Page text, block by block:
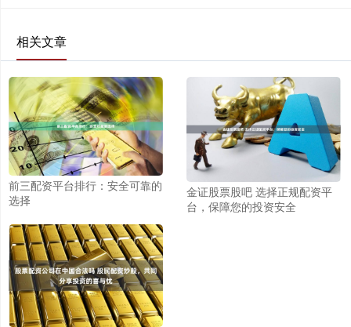
相关文章
前三配资平台排行：安全可靠的
选择
金证股票股吧 选择正规配资平
台，保障您的投资安全